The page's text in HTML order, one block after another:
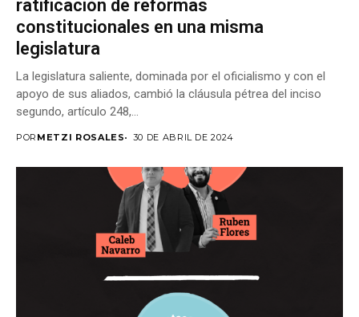
ratificación de reformas
constitucionales en una misma
legislatura
La legislatura saliente, dominada por el oficialismo y con el
apoyo de sus aliados, cambió la cláusula pétrea del inciso
segundo, artículo 248,...
POR METZI ROSALES 30 DE ABRIL DE 2024